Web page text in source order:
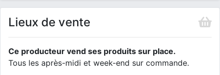
Lieux de vente
Ce producteur vend ses produits sur place.
Tous les après-midi et week-end sur commande.